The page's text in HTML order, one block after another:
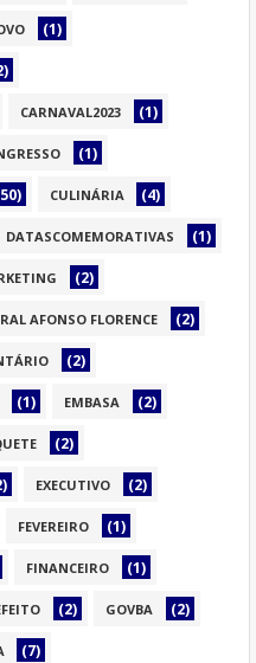
(1)
CARNAVAL2023 (1)
(1)
CULINÁRIA (4)
DATASCOMEMORATIVAS (1)
(2)
AFONSO FLORENCE (2)
(2)
(1) EMBASA (2)
(2)
EXECUTIVO (2)
FEVEREIRO (1)
FINANCEIRO (1)
(2) GOVBA (2)
(7)